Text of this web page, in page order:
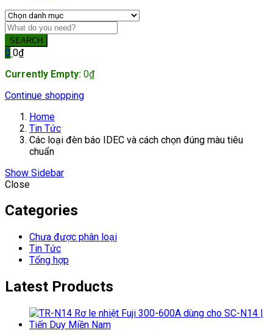
SEARCH
0 0₫
Currently Empty: 0₫
Continue shopping
Home
Tin Tức
Các loại đèn báo IDEC và cách chọn đúng màu tiêu
chuẩn
Show Sidebar
Close
Categories
Chưa được phân loại
Tin Tức
Tổng hợp
Latest Products